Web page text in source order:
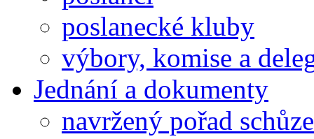
poslanecké kluby
výbory, komise a
Jednání a dokumenty
navržený pořad schůze